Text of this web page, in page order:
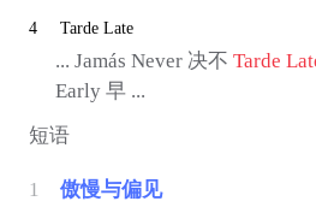
4 Tarde Late
... Jamás Never 决不 Tarde
Early 早 ...
短语
1 傲慢与偏见